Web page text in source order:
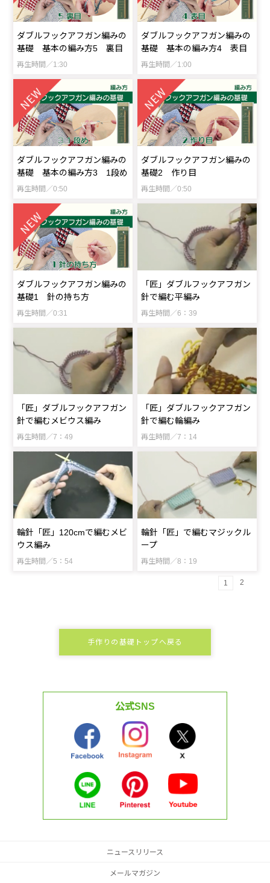
ダブルフックアフガン編みの
基礎 基本の編み方5 裏目
再生時間／1:30
ダブルフックアフガン編みの
基礎 基本の編み方4 表目
再生時間／1:00
ダブルフックアフガン編みの
基礎 基本の編み方3 1段め
再生時間／0:50
ダブルフックアフガン編みの
基礎2 作り目
再生時間／0:50
ダブルフックアフガン編みの
基礎1 針の持ち方
再生時間／0:31
「匠」ダブルフックアフガン
針で編む平編み
再生時間／6：39
「匠」ダブルフックアフガン
針で編むメビウス編み
再生時間／7：49
「匠」ダブルフックアフガン
針で編む輪編み
再生時間／7：14
輪針「匠」120cmで編むメビ
ウス編み
再生時間／5：54
輪針「匠」で編むマジックル
ープ
再生時間／8：19
1 2
手作りの基礎トップへ戻る
公式SNS
ニュースリリース
メールマガジン